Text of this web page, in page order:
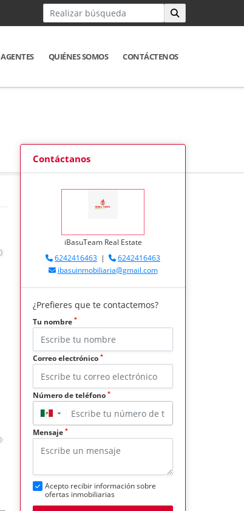
AGENTES QUIÉNES SOMOS CONTÁCTENOS
Contáctanos
iBasuTeam Real Estate
6242416463 |
6242416463
ibasuinmobiliaria@gmail.com
¿Prefieres que te contactemos?
Tu nombre *
Correo electrónico *
Número de teléfono *
▼
Mensaje *
Acepto recibir información sobre
ofertas inmobiliarias